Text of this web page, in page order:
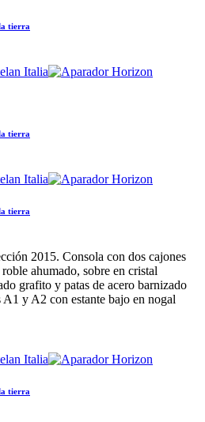
tierra
tierra
tierra
2015. Consola con dos cajones
ahumado, sobre en cristal
grafito y patas de acero barnizado
y A2 con estante bajo en nogal
tierra